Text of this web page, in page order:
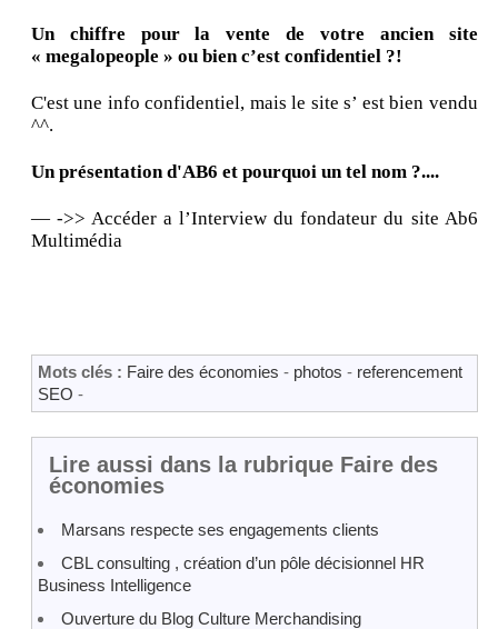
Un chiffre pour la vente de votre ancien site
« megalopeople » ou bien c’est confidentiel ?!
C'est une info confidentiel, mais le site s’ est bien vendu
^^.
Un présentation d'AB6 et pourquoi un tel nom ?....
— ->> Accéder a l’Interview du fondateur du site Ab6
Multimédia
Mots clés : Faire des économies - photos - referencement
SEO -
Lire aussi dans la rubrique Faire des
économies
Marsans respecte ses engagements clients
CBL consulting , création d’un pôle décisionnel HR
Business Intelligence
Ouverture du Blog Culture Merchandising